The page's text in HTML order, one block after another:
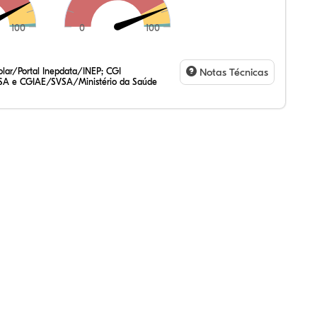
100 0 100
Portal Inepdata/INEP; CGI
e CGIAE/SVSA/Ministério da Saúde
Notas Técnicas